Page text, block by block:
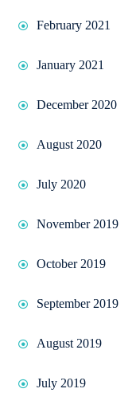
February 2021
January 2021
December 2020
August 2020
July 2020
November 2019
October 2019
September 2019
August 2019
July 2019